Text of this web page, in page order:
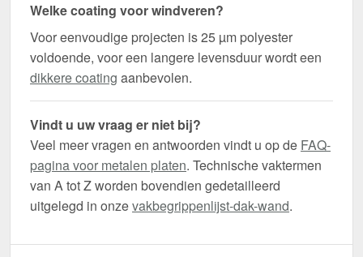
Welke coating voor windveren?
Voor eenvoudige projecten is 25 µm polyester
voldoende, voor een langere levensduur wordt een
dikkere coating aanbevolen.
Vindt u uw vraag er niet bij?
Veel meer vragen en antwoorden vindt u op de FAQ-
pagina voor metalen platen. Technische vaktermen
van A tot Z worden bovendien gedetailleerd
uitgelegd in onzevakbegrippenlijst-dak-wand.